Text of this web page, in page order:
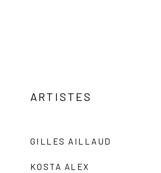
ARTISTES
GILLES AILLAUD
KOSTA ALEX